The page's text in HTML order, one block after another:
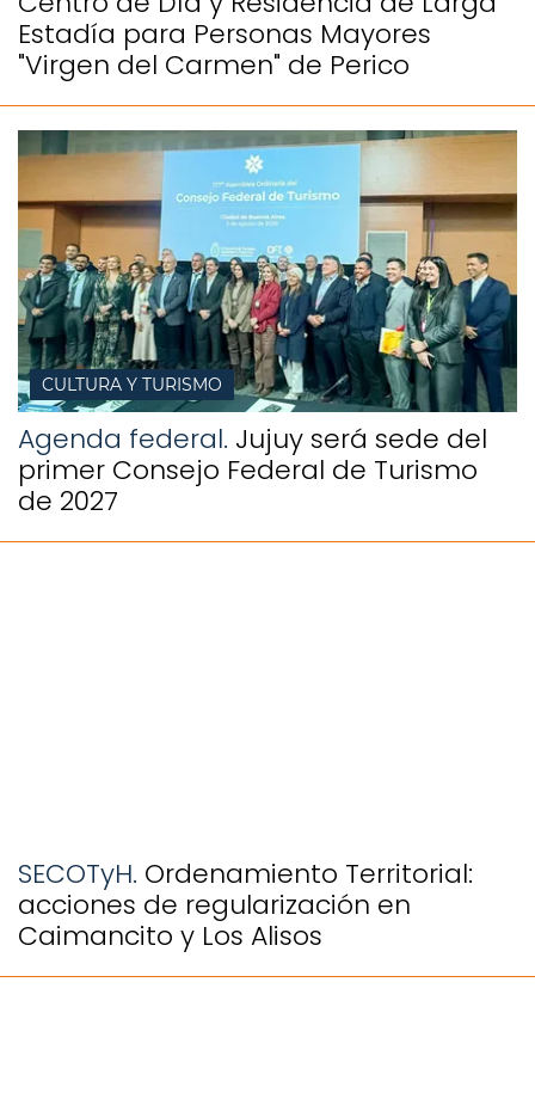
Estadía para Personas Mayores
"Virgen del Carmen" de Perico
CULTURA Y TURISMO
Agenda federal. Jujuy será sede del
primer Consejo Federal de Turismo
de 2027
SECOTyH. Ordenamiento Territorial:
acciones de regularización en
Caimancito y Los Alisos